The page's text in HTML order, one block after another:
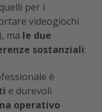
per i
videogiochi
ma le due
sostanziali:
è
e durevoli
operativo